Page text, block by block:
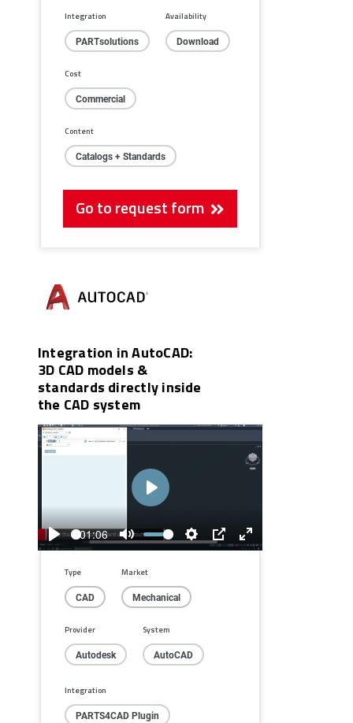
Integration
PARTsolutions
Availability
Download
Cost
Commercial
Content
Catalogs + Standards
Go to request form
Integration in AutoCAD:
3D CAD models &
standards directly inside
the CAD system
Play
01:06
Mute
Settings
PIP
Enter
Play
Type
CAD
Market
Mechanical
Provider
Autodesk
System
AutoCAD
Integration
PARTS4CAD Plugin